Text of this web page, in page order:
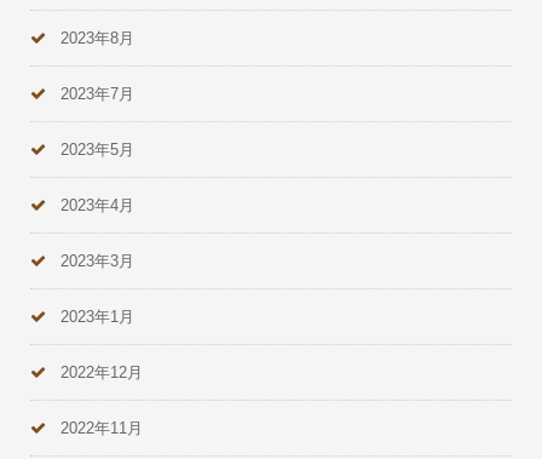
2023年8月
2023年7月
2023年5月
2023年4月
2023年3月
2023年1月
2022年12月
2022年11月